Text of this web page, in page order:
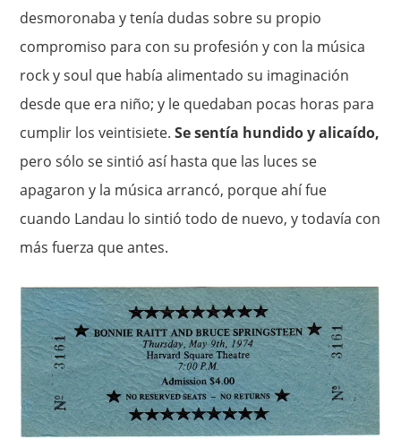
desmoronaba y tenía dudas sobre su propio
compromiso para con su profesión y con la música
rock y soul que había alimentado su imaginación
desde que era niño; y le quedaban pocas horas para
cumplir los veintisiete. Se sentía hundido y alicaído,
pero sólo se sintió así hasta que las luces se
apagaron y la música arrancó, porque ahí fue
cuando Landau lo sintió todo de nuevo, y todavía con
más fuerza que antes.